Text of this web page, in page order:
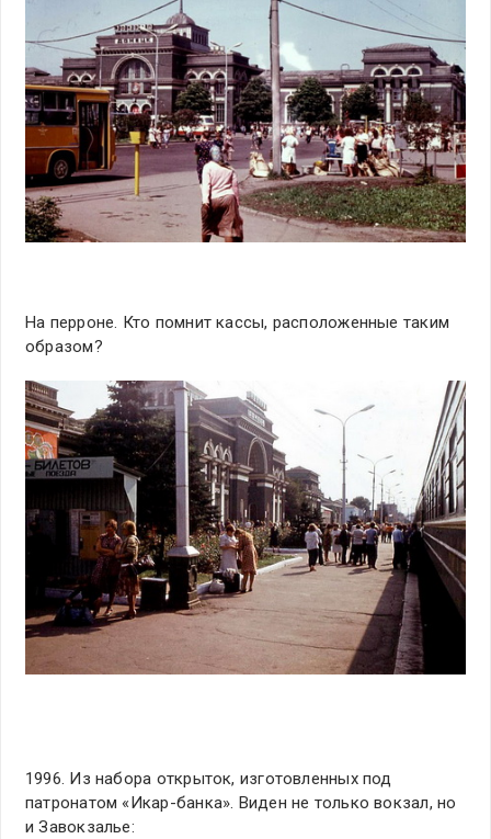
На перроне. Кто помнит кассы, расположенные таким
образом?
1996. Из набора открыток, изготовленных под
патронатом «Икар-банка». Виден не только вокзал, но
и Завокзалье: